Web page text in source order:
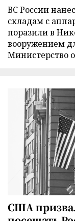
ВС России
складам с
поразили в
вооружением
Министерство
США